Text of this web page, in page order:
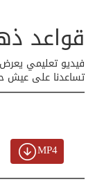
قواعد
فيديو تعليمي
تساعدنا على عيش
MP4